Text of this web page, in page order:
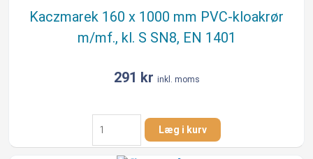
kl.
S
SN8,
13476
Kaczmarek 160 x 1000 mm PVC-kloakrør
m/mf., kl. S SN8, EN 1401
291 kr inkl. moms
Kaczmarek
160
x
Læg i kurv